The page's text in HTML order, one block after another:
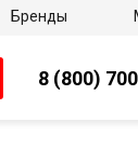
Бренды
8 (800)